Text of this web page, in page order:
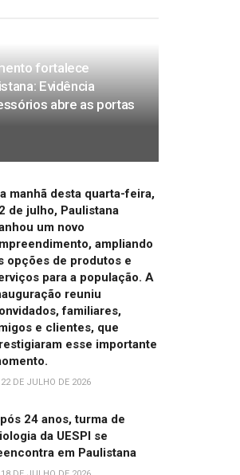
fortalece
Evidência
abre as portas
manhã desta quarta-feira,
de julho, Paulistana
um novo
ampliando
opções de produtos e
para a população. A
reuniu
familiares,
e clientes, que
esse importante
DE JULHO DE 2026
24 anos, turma de
da UESPI se
em Paulistana